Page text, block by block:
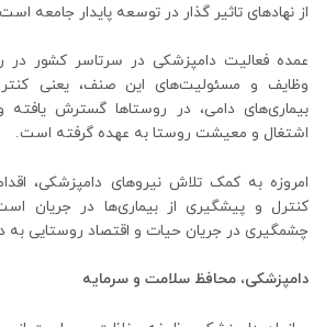
از نهاد‌های تاثیر گذار در توسعه پایدار جامعه
عمده فعالیت دامپزشکی در سرتاسر کشور در
وظایف و مسئولیت‌های این صنف، یعنی
بیماری‌های دامی، در روستا‌ها گسترش
اشتغال و معیشت روستا به عهده گرفته است.
امروزه به کمک تلاش نیرو‌های دامپزشکی،
کنترل و پیشگیری از بیماری‌ها در جریان
چشمگیری در جریان حیات و اقتصاد روستایی به
دامپزشکی، محافظ سلامت و سرمایه